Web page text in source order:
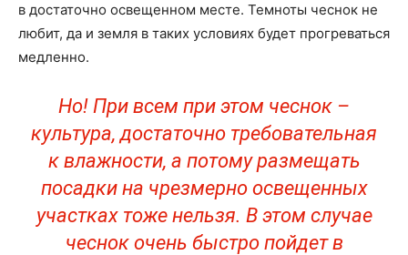
в достаточно освещенном месте. Темноты чеснок не
любит, да и земля в таких условиях будет прогреваться
медленно.
Но! При всем при этом чеснок –
культура, достаточно требовательная
к влажности, а потому размещать
посадки на чрезмерно освещенных
участках тоже нельзя. В этом случае
чеснок очень быстро пойдет в